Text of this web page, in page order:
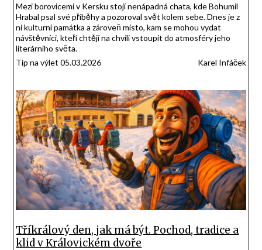
Mezi borovicemi v Kersku stojí nenápadná chata, kde Bohumil
Hrabal psal své příběhy a pozoroval svět kolem sebe. Dnes je z
ní kulturní památka a zároveň místo, kam se mohou vydat
návštěvníci, kteří chtějí na chvíli vstoupit do atmosféry jeho
literárního světa.
Tip na výlet 05.03.2026
Karel Infáček
Tříkrálový den, jak má být. Pochod, tradice a
klid v Královickém dvoře